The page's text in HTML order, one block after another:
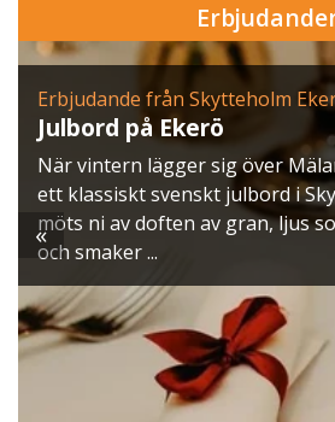
Erbjudande från Skytteholm
Julbord på Ekerö
När vintern lägger sig över
ett klassiskt svenskt julbord i
möts ni av doften av gran, ljus
och smaker ...
«